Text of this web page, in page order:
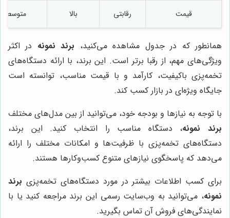
قیمت رقابتی بالا متوسط
همانطور که در جدول مشاهده می‌کنید، برند نمونه در اکثر
ویژگی‌های مهم، از رقبا برتر است. این برند، با ارائه دستگاه‌های
تخمه‌پزی باکیفیت، کارآمد و با قیمت مناسب، توانسته است
جایگاه ویژه‌ای در بازار کسب کند.
با توجه به نیازها و بودجه خود، می‌توانید از بین مدل‌های مختلف
برند نمونه، دستگاه مناسب را انتخاب کنید. این برند،
دستگاه‌های تخمه‌پزی با ظرفیت‌ها و امکانات مختلف را ارائه
می‌دهد که پاسخگوی نیازهای متنوع کسب‌وکارها هستند.
برای کسب اطلاعات بیشتر در مورد دستگاه‌های تخمه‌پزی برند
نمونه، می‌توانید به وب‌سایت رسمی این برند مراجعه کنید یا با
نمایندگی‌های فروش آن تماس بگیرید.